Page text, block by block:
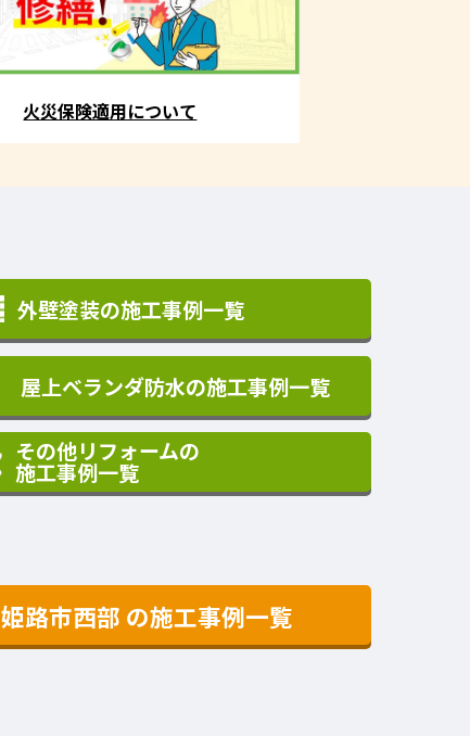
火災保険適用について
外壁塗装の施工事例一覧
屋上ベランダ防水の施工事例一覧
その他リフォームの
施工事例一覧
姫路市西部 の施工事例一覧